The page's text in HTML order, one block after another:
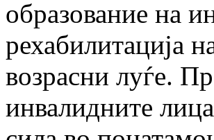
образование на
рехабилитација
возрасни луѓе.
инвалидните